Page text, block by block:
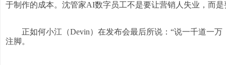
于制作的成本。沈管家AI数字员工不是要让营销人失业，而
正如何小江（Devin）在发布会最后所说：“说一千道一
注脚。